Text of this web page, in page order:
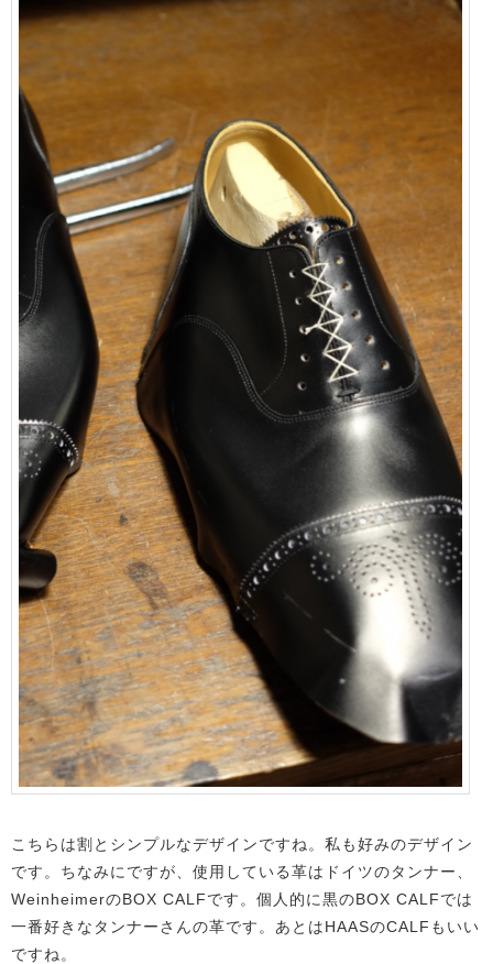
こちらは割とシンプルなデザインですね。私も好みのデザイン
です。ちなみにですが、使用している革はドイツのタンナー、
WeinheimerのBOX CALFです。個人的に黒のBOX CALFでは
一番好きなタンナーさんの革です。あとはHAASのCALFもいい
ですね。